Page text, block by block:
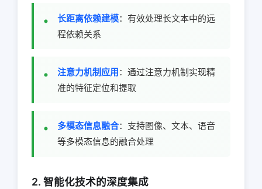
长距离依赖建模：有效处理长文本中的远
程依赖关系
注意力机制应用：通过注意力机制实现精
准的特征定位和提取
多模态信息融合：支持图像、文本、语音
等多模态信息的融合处理
2. 智能化技术的深度集成